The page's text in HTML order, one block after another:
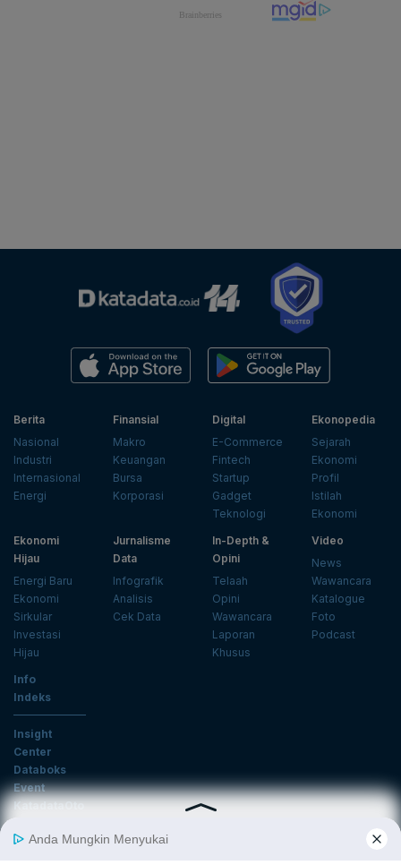
Berita
Nasional
Industri
Internasional
Energi
Finansial
Makro
Keuangan
Bursa
Korporasi
Digital
E-Commerce
Fintech
Startup
Gadget
Teknologi
Ekonopedia
Sejarah
Ekonomi
Profil
Istilah
Ekonomi
Ekonomi
Hijau
Energi Baru
Ekonomi
Sirkular
Investasi
Hijau
Jurnalisme
Data
Infografik
Analisis
Cek Data
In-Depth &
Opini
Telaah
Opini
Wawancara
Laporan
Khusus
Video
News
Wawancara
Katalogue
Foto
Podcast
Info
Indeks
Insight
Center
Databoks
Event
KatadataOto